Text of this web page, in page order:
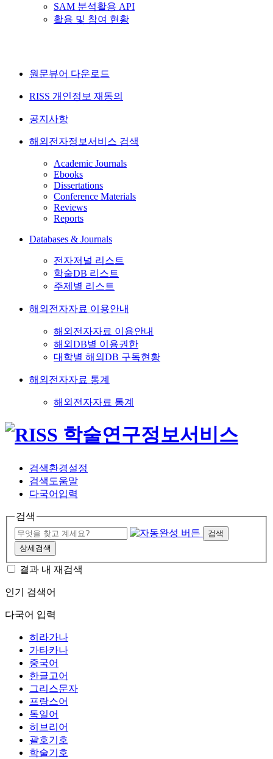
SAM 분석활용 API
활용 및 참여 현황
원문뷰어 다운로드
RISS 개인정보 재동의
공지사항
해외전자정보서비스 검색
Academic Journals
Ebooks
Dissertations
Conference Materials
Reviews
Reports
Databases & Journals
전자저널 리스트
학술DB 리스트
주제별 리스트
해외전자자료 이용안내
해외전자자료 이용안내
해외DB별 이용권한
대학별 해외DB 구독현황
해외전자자료 통계
해외전자자료 통계
검색환경설정
검색도움말
다국어입력
검색
검색
상세검색
결과 내 재검색
인기 검색어
다국어 입력
히라가나
가타카나
중국어
한글고어
그리스문자
프랑스어
독일어
히브리어
괄호기호
학술기호